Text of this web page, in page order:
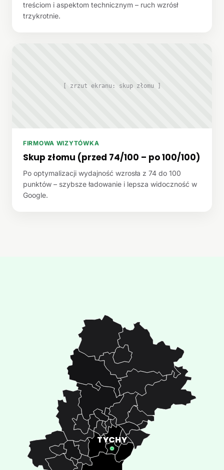
treściom i aspektom technicznym – ruch wzrósł
trzykrotnie.
[ zrzut ekranu: skup złomu ]
FIRMOWA WIZYTÓWKA
Skup złomu (przed 74/100 – po 100/100)
Po optymalizacji wydajność wzrosła z 74 do 100
punktów – szybsze ładowanie i lepsza widoczność w
Google.